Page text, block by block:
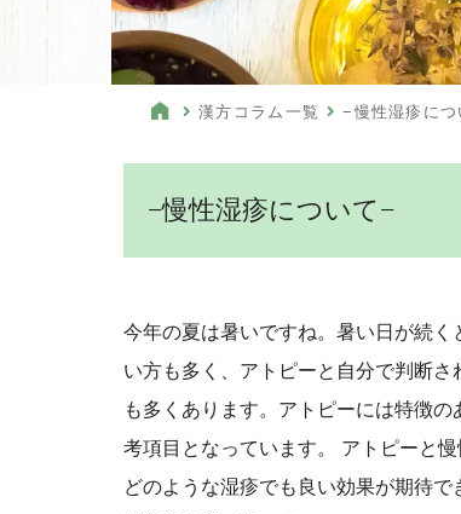
漢方コラム一覧 −慢性湿疹につ
−慢性湿疹について−
今年の夏は暑いですね。暑い日が続
い方も多く、アトピーと自分で判断
も多くあります。アトピーには特徴
考項目となっています。 アトピーと
どのような湿疹でも良い効果が期待で